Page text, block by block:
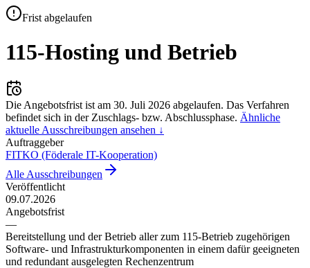
Frist abgelaufen
115-Hosting und Betrieb
Die Angebotsfrist ist am 30. Juli 2026 abgelaufen. Das Verfahren
befindet sich in der Zuschlags- bzw. Abschlussphase. Ähnliche
aktuelle Ausschreibungen ansehen ↓
Auftraggeber
FITKO (Föderale IT-Kooperation)
Alle Ausschreibungen
Veröffentlicht
09.07.2026
Angebotsfrist
—
Bereitstellung und der Betrieb aller zum 115-Betrieb zugehörigen
Software- und Infrastrukturkomponenten in einem dafür geeigneten
und redundant ausgelegten Rechenzentrum